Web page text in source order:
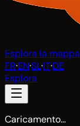
Esplora la mappa
FR·EN·SL·IT·DE
Esplora
Caricamento…